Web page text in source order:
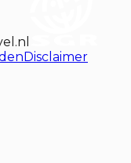
Disclaimer